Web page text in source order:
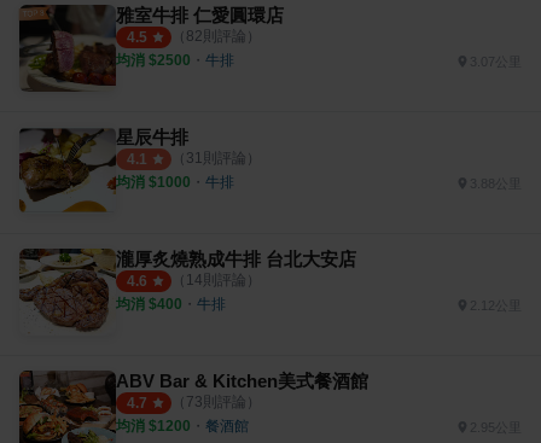
雅室牛排 仁愛圓環店
4.5 （ 82則評論）
均消 $2500 ・ 牛排
星辰牛排
4.1 （ 31則評論）
均消 $1000 ・ 牛排
瀧厚炙燒熟成牛排 台北大安店
4.6 （ 14則評論）
均消 $400 ・ 牛排
ABV Bar & Kitchen美式餐酒館
4.7 （ 73則評論）
均消 $1200 ・ 餐酒館 2.95公里